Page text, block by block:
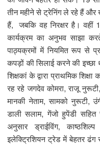
तीन महीने से ट्रेनिंग ले रहे हैं
हैं, जबकि वह निरक्षर है। वहीं
कार्यक्रम का अनुभव साझा
पाठ्यक्रमों में नियमित रूप से
कपड़ों की सिलाई करने की इच्छा
शिक्षकां के द्वारा प्राथमिक
रह रहे जगदेव कोमरा, राजू
मानकी नेताम, सामको नुरूटी,
डाली सलाम, गेंजो हुपेंडी सहित
अनुसार ड्राईविंग,
इलेक्ट्रिशियन ट्रेड में बेहतर ढंग